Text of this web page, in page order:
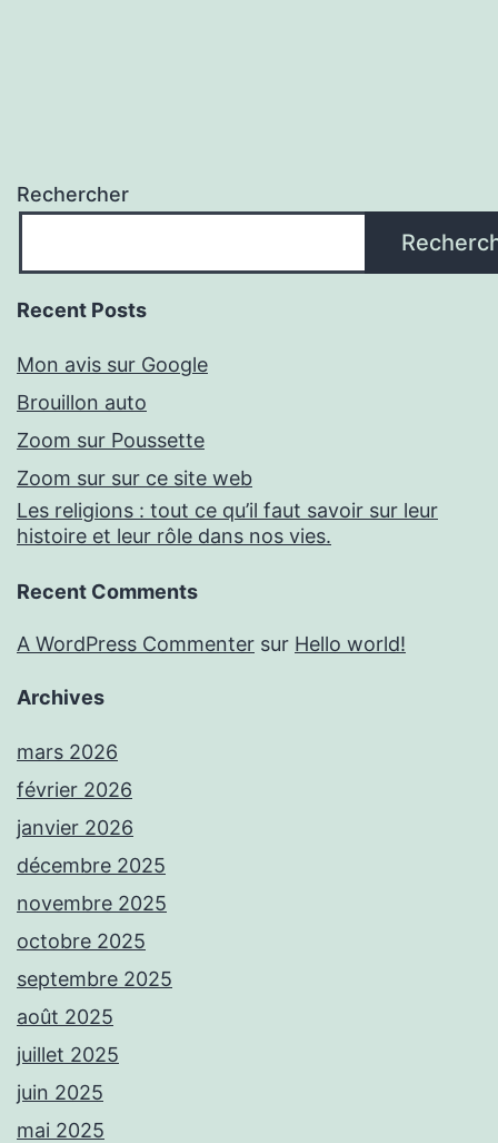
Rechercher
Recent Posts
Mon avis sur Google
Brouillon auto
Zoom sur Poussette
Zoom sur sur ce site web
Les religions : tout ce qu’il faut savoir sur leur
histoire et leur rôle dans nos vies.
Recent Comments
A WordPress Commenter sur Hello world!
Archives
mars 2026
février 2026
janvier 2026
décembre 2025
novembre 2025
octobre 2025
septembre 2025
août 2025
juillet 2025
juin 2025
mai 2025